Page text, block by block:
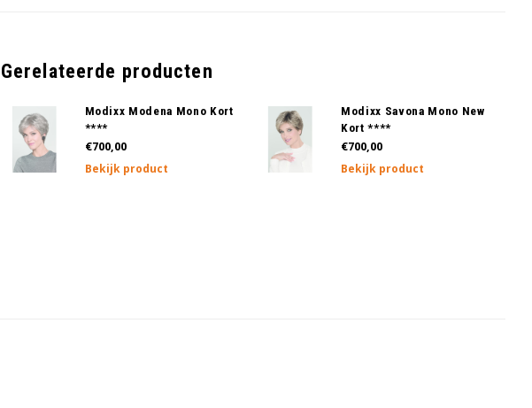
Gerelateerde producten
Modixx Modena Mono Kort
****
€700,00
Bekijk product
Modixx Savona Mono New
Kort ****
€700,00
Bekijk product